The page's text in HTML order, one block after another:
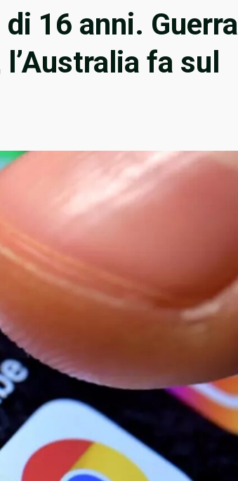
16 anni. Guerra
fa sul